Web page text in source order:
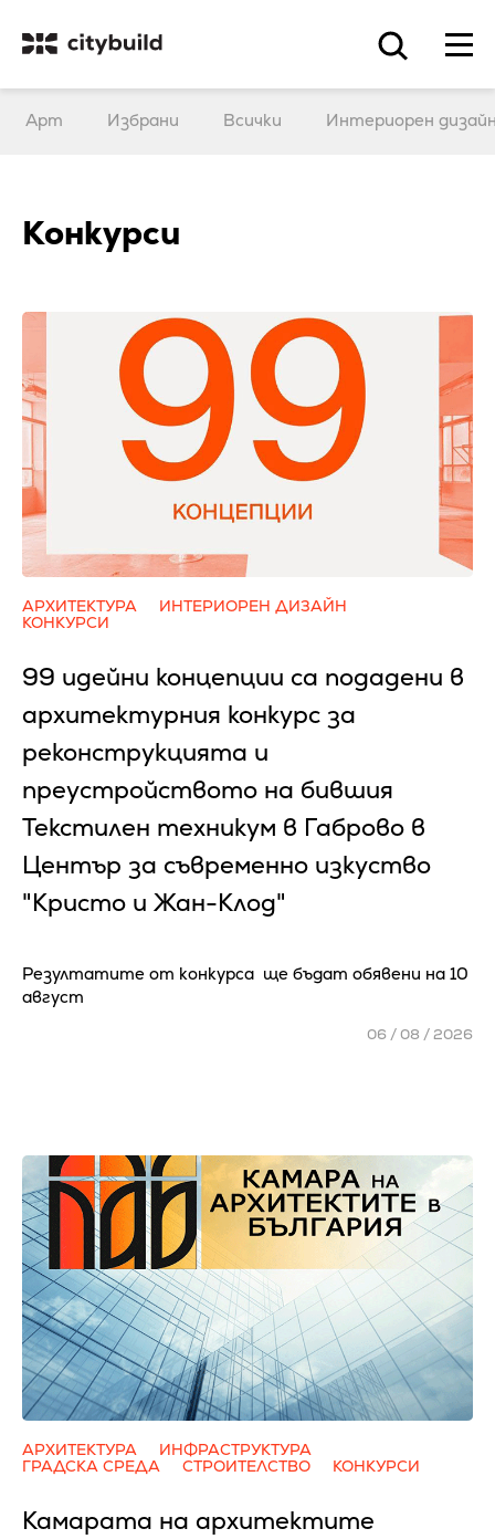
Арт Избрани Всички Интериорен
Конкурси
АРХИТЕКТУРА
ИНТЕРИОРЕН ДИЗАЙН
КОНКУРСИ
99 идейни концепции са подадени в
архитектурния конкурс за
реконструкцията и
преустройството на бившия
Текстилен техникум в Габрово в
Център за съвременно изкуство
"Кристо и Жан-Клод"
Резултатите от конкурса ще бъдат обявени на 10
август
06 / 08 / 2026
АРХИТЕКТУРА
ИНФРАСТРУКТУРА
ГРАДСКА СРЕДА
СТРОИТЕЛСТВО КОНКУРСИ
Камарата на архитектите